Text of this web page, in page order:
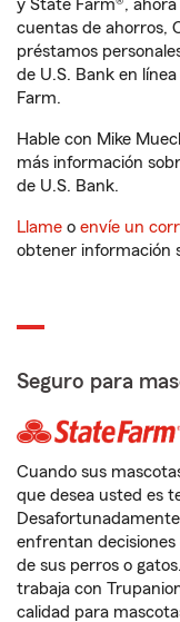
y State Farm®,
cuentas de ahorros,
préstamos
de U.S. Bank en
Farm.
Hable con Mike
más información
de U.S. Bank.
Llame o envíe un
obtener información
Seguro para
Cuando sus
que desea usted es
enfrentan
de sus perros o
trabaja con
calidad para